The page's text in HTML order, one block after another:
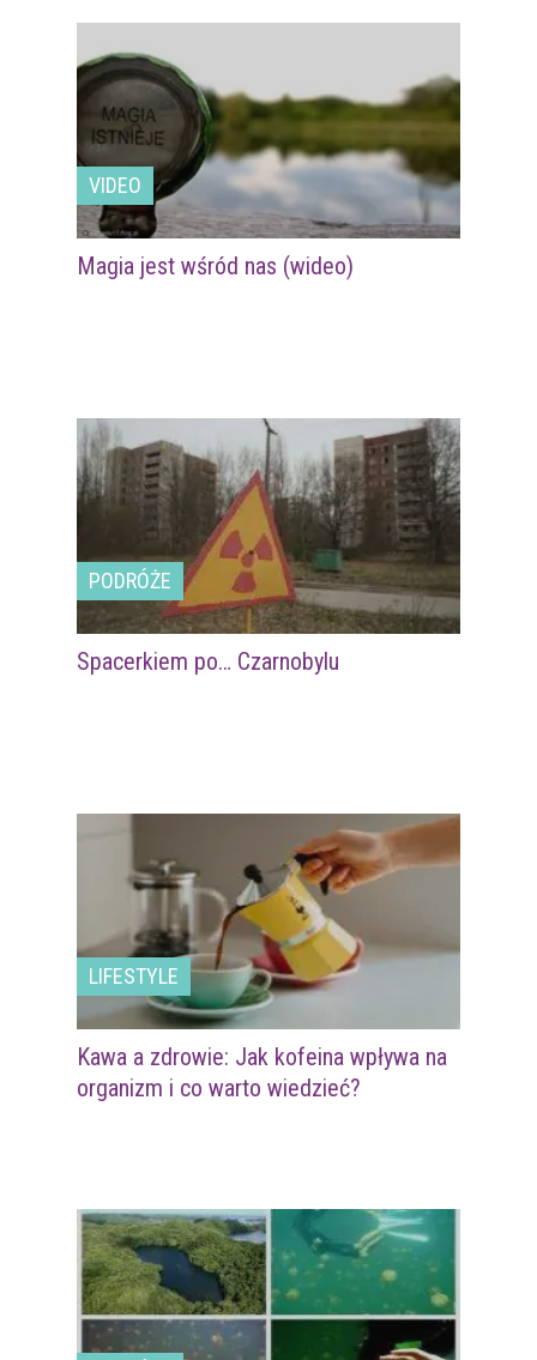
VIDEO
Magia jest wśród nas (wideo)
PODRÓŻE
Spacerkiem po… Czarnobylu
LIFESTYLE
Kawa a zdrowie: Jak kofeina wpływa na
organizm i co warto wiedzieć?